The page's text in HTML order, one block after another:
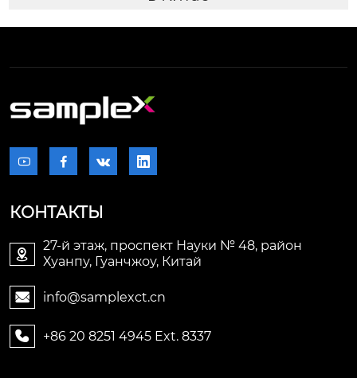
   
КОНТАКТЫ

27-й этаж, проспект Науки № 48, район
Хуанпу, Гуанчжоу, Китай
 info@samplexct.cn
 +86 20 8251 4945 Ext. 8337